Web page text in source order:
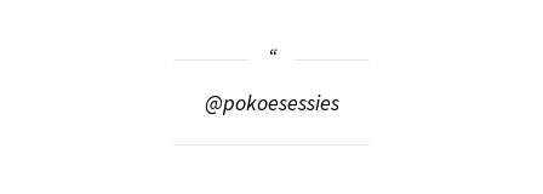
@pokoesessies